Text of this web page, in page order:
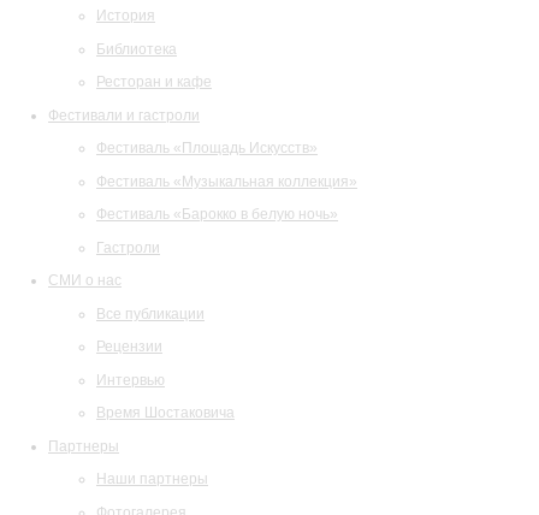
История
Библиотека
Ресторан и кафе
Фестивали и гастроли
Фестиваль «Площадь Искусств»
Фестиваль «Музыкальная коллекция»
Фестиваль «Барокко в белую ночь»
Гастроли
СМИ о нас
Все публикации
Рецензии
Интервью
Время Шостаковича
Партнеры
Наши партнеры